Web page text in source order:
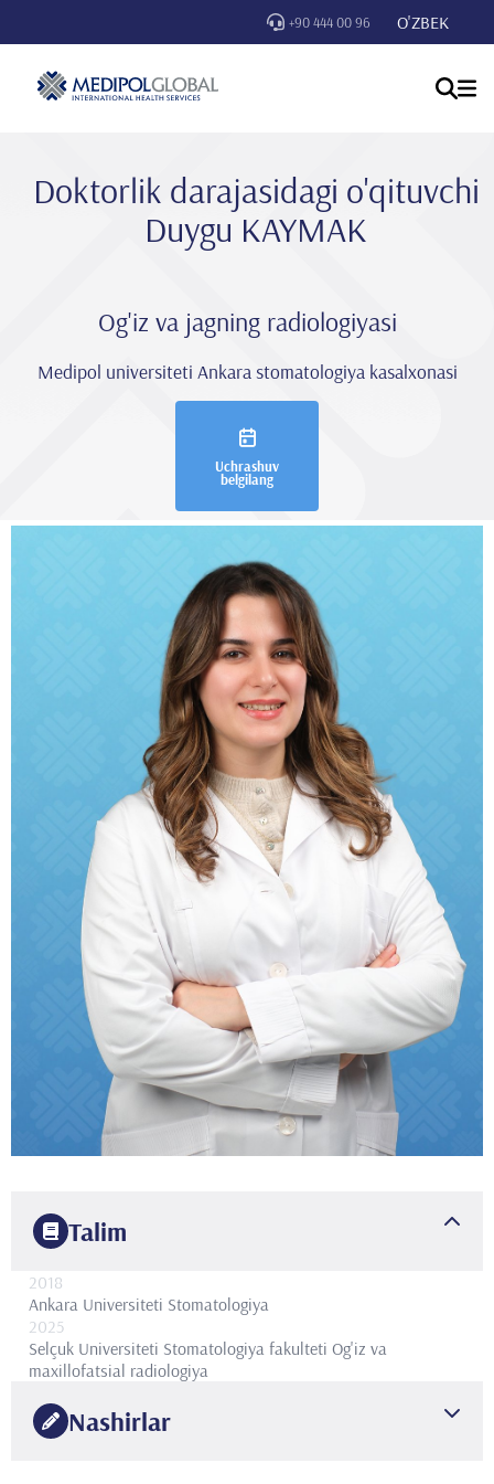
+90 444 00 96 O'ZBEK
Doktorlik darajasidagi o'qituvchi
Duygu KAYMAK
Og'iz va jagning radiologiyasi
Medipol universiteti Ankara stomatologiya kasalxonasi
Uchrashuv
belgilang
Talim
2018
Ankara Universiteti Stomatologiya
2025
Selçuk Universiteti Stomatologiya fakulteti Og'iz va
maxillofatsial radiologiya
Nashirlar